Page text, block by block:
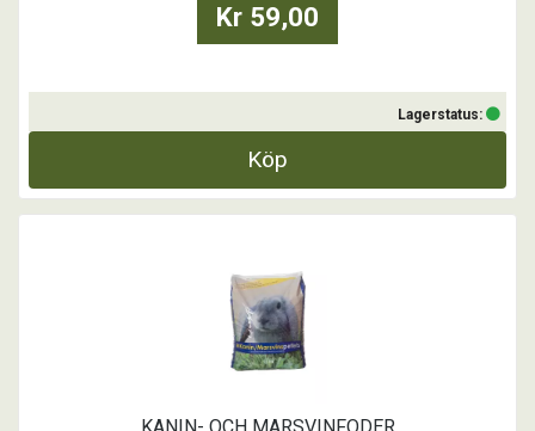
Kr 59,00
Lagerstatus:
Köp
KANIN- OCH MARSVINFODER